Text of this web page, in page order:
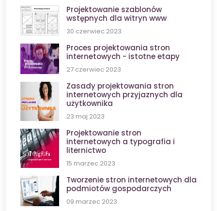
Projektowanie szablonów
wstępnych dla witryn www
30 czerwiec 2023
Proces projektowania stron
internetowych - istotne etapy
27 czerwiec 2023
Zasady projektowania stron
internetowych przyjaznych dla
użytkownika
23 maj 2023
Projektowanie stron
internetowych a typografia i
liternictwo
15 marzec 2023
Tworzenie stron internetowych dla
podmiotów gospodarczych
09 marzec 2023